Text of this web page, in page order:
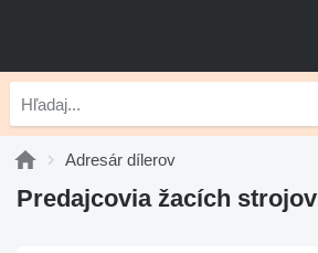
Adresár dílerov
Predajcovia žacích strojov